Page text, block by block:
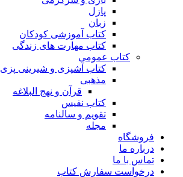
پازل
زبان
کتاب آموزشی کودکان
کتاب مهارت های زندگی
کتاب عمومی
کتاب آشپزی و شیرینی پزی
مذهبی
قرآن و نهج البلاغه
کتاب نفیس
تقویم و سالنامه
مجله
فروشگاه
درباره ما
تماس با ما
درخواست سفارش کتاب